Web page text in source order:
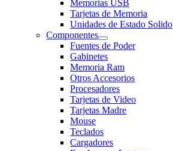
Memorias USB
Tarjetas de Memoria
Unidades de Estado Solido
Componentes
Fuentes de Poder
Gabinetes
Memoria Ram
Otros Accesorios
Procesadores
Tarjetas de Video
Tarjetas Madre
Mouse
Teclados
Cargadores